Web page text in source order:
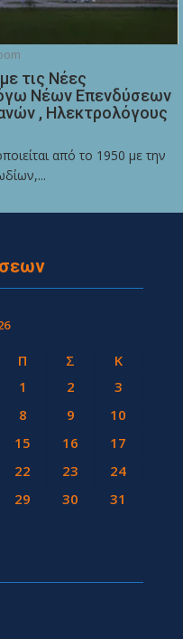
τις Νέες
Νέων Επενδύσεων
, Ηλεκτρολόγους
από το 1950 με την
Π Σ
Κ
1
2
3
8 9
10
15 16
17
22 23
24
29 30 31